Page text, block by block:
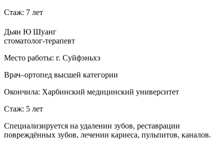
Стаж: 7 лет
Дьян Ю Шуанг
стоматолог-терапевт
Место работы: г. Суйфэньхэ
Врач–ортопед высшей категории
Окончила: Харбинский медицинский университет
Стаж: 5 лет
Специализируется на удалении зубов, реставрации
повреждённых зубов, лечении кариеса, пульпитов, каналов.